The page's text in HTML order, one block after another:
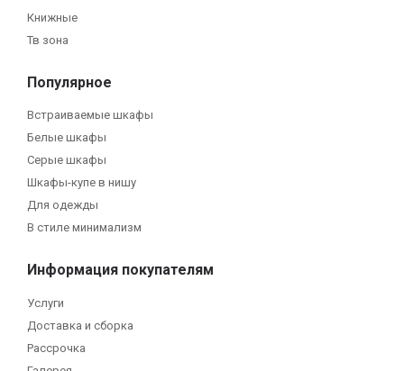
Книжные
Тв зона
Популярное
Встраиваемые шкафы
Белые шкафы
Серые шкафы
Шкафы-купе в нишу
Для одежды
В стиле минимализм
Информация покупателям
Услуги
Доставка и сборка
Рассрочка